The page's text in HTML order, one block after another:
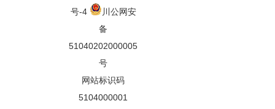
号-4
川公网安
备
51040202000005
号
网站标识码
5104000001